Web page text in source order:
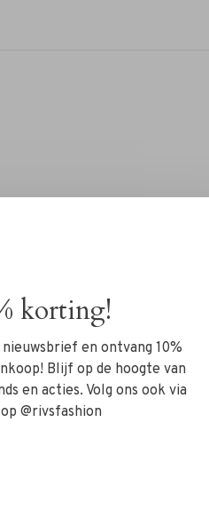
korting!
en ontvang 10%
Blijf op de hoogte van
en acties. Volg ons ook via
@rivsfashion